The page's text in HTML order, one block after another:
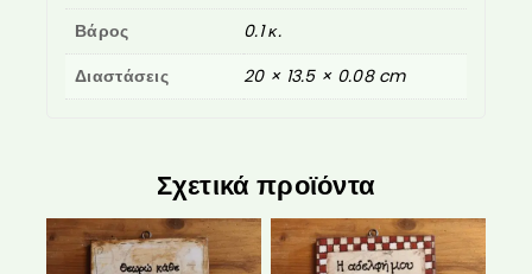
Βάρος
0.1 κ.
Διαστάσεις
20 × 13.5 × 0.08 cm
Σχετικά προϊόντα